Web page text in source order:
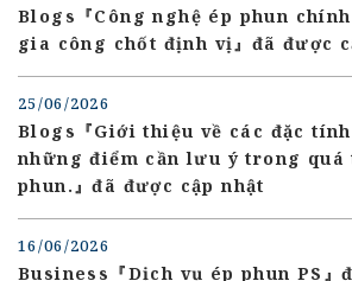
Blogs『Công nghệ ép phun
gia công chốt định vị』đã được
25/06/2026
Blogs『Giới thiệu về các đặc
những điểm cần lưu ý trong quá
phun.』đã được cập nhật
16/06/2026
Business『Dịch vụ ép phun PS』